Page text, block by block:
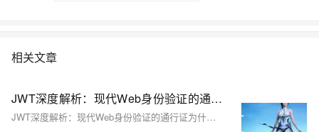
相关文章
JWT深度解析：现代Web身份验证的通行证为什么现在都是JWT为什么要restful-优雅草卓伊凡
JWT深度解析：现代Web身份验证的通行证为什么现在都是JWT为什么要restful-优雅草卓伊凡